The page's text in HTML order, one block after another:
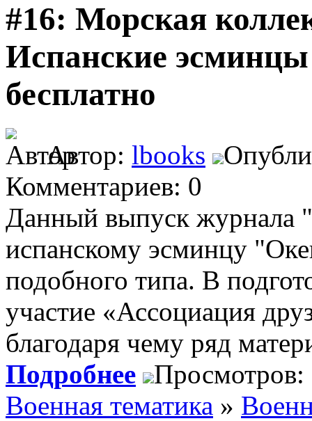
#16: Морская
Испанские
бесплатно
Автор: lbooks
Комментариев: 0
Данный выпуск журнала "
испанскому эсминцу
подобного типа. В
участие «Ассоциация
благодаря чему ряд
Подробнее
Просмотров:
Военная тематика »